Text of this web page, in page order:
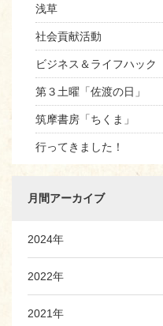
浅草
社会貢献活動
ビジネス＆ライフハック
第３土曜「佐渡の日」
筑摩書房「ちくま」
行ってきました！
月間アーカイブ
2024年
2022年
2021年